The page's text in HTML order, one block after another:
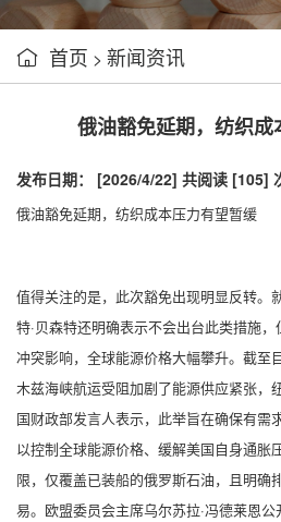
 首页 > 新闻资讯
俄油豁免延期，纺织
发布日期： [2026/4/22] 共阅读 [105]
俄油豁免延期，纺织成本压力有望暂缓
值得关注的是，此次豁免出现明显反转。
特·贝森特还明确表示不会出台此类措施
冲突影响，全球能源价格大幅攀升。截至
木兹海峡航运受阻加剧了能源供应紧张，
国财政部发言人表示，此举旨在确保有需
以控制全球能源价格、缓解美国自身通胀
限，仅覆盖已装船的俄罗斯石油，且明确
易。欧盟委员会主席乌尔苏拉·冯德莱恩